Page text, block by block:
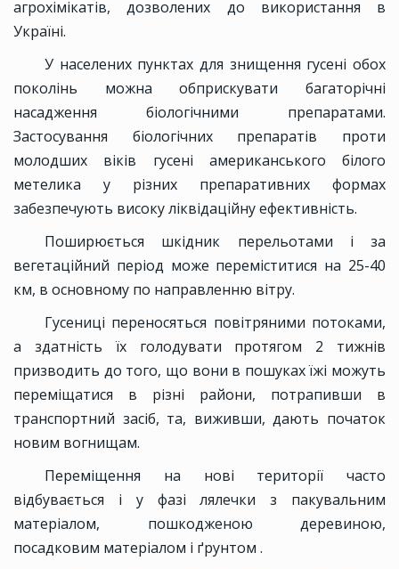
агрохімікатів, дозволених до використання в
Україні.
У населених пунктах для знищення гусені обох
поколінь можна обприскувати багаторічні
насадження біологічними препаратами.
Застосування біологічних препаратів проти
молодших віків гусені американського білого
метелика у різних препаративних формах
забезпечують високу ліквідаційну ефективність.
Поширюється шкідник перельотами і за
вегетаційний період може переміститися на 25-40
км, в основному по направленню вітру.
Гусениці переносяться повітряними потоками,
а здатність їх голодувати протягом 2 тижнів
призводить до того, що вони в пошуках їжі можуть
переміщатися в різні райони, потрапивши в
транспортний засіб, та, виживши, дають початок
новим вогнищам.
Переміщення на нові території часто
відбувається і у фазі лялечки з пакувальним
матеріалом, пошкодженою деревиною,
посадковим матеріалом і ґрунтом .